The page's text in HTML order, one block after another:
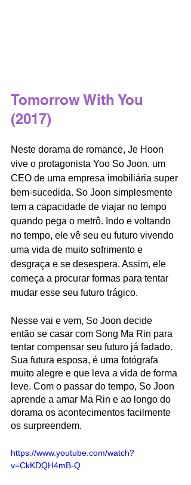
Tomorrow With You
(2017)
Neste dorama de romance, Je Hoon
vive o protagonista Yoo So Joon, um
CEO de uma empresa imobiliária super
bem-sucedida. So Joon simplesmente
tem a capacidade de viajar no tempo
quando pega o metrô. Indo e voltando
no tempo, ele vê seu eu futuro vivendo
uma vida de muito sofrimento e
desgraça e se desespera. Assim, ele
começa a procurar formas para tentar
mudar esse seu futuro trágico.
Nesse vai e vem, So Joon decide
então se casar com Song Ma Rin para
tentar compensar seu futuro já fadado.
Sua futura esposa, é uma fotógrafa
muito alegre e que leva a vida de forma
leve. Com o passar do tempo, So Joon
aprende a amar Ma Rin e ao longo do
dorama os acontecimentos facilmente
os surpreendem.
https://www.youtube.com/watch?
v=CkKDQH4mB-Q